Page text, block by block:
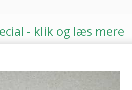
- klik og læs mere